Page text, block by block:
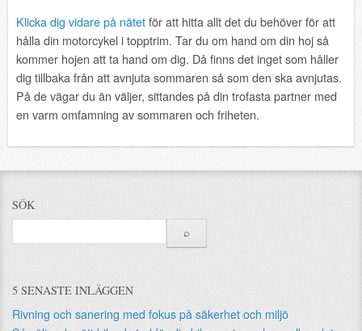
Klicka dig vidare på nätetför att hitta allt det du behöver för att
hålla din motorcykel i topptrim. Tar du om hand om din hoj så
kommer hojen att ta hand om dig. Då finns det inget som håller
dig tillbaka från att avnjuta sommaren så som den ska avnjutas.
På de vägar du än väljer, sittandes på din trofasta partner med
en varm omfamning av sommaren och friheten.
SÖK
5 SENASTE INLÄGGEN
Rivning och sanering med fokus på säkerhet och miljö